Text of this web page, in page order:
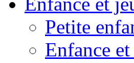
Petite
Enfance